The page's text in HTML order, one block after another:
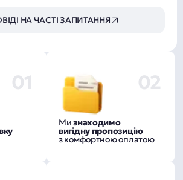
НА ЧАСТІ ЗАПИТАННЯ
01 02
Мизнаходимо
вигідну пропозицію
з комфортною оплатою